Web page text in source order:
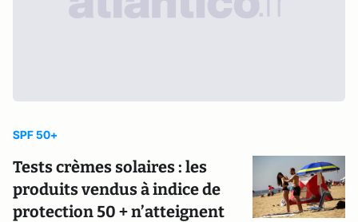
SPF 50+
Tests crèmes solaires : les
produits vendus à indice de
protection 50 + n’atteignent